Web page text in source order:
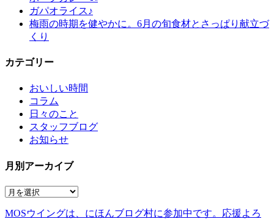
ガパオライス♪
梅雨の時期を健やかに。6月の旬食材とさっぱり献立づ
くり
カテゴリー
おいしい時間
コラム
日々のこと
スタッフブログ
お知らせ
月別アーカイブ
MOSウイングは、にほんブログ村に参加中です。 応援よろ